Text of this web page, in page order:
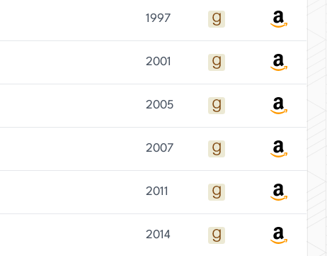
1997
2001
2005
2007
2011
2014